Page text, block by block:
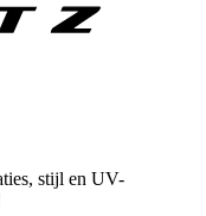
stijl en UV-